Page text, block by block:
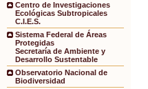
Centro de Investigaciones
Ecológicas Subtropicales
C.I.E.S.
Sistema Federal de Áreas
Protegidas
Secretaría de Ambiente y
Desarrollo Sustentable
Observatorio Nacional de
Biodiversidad